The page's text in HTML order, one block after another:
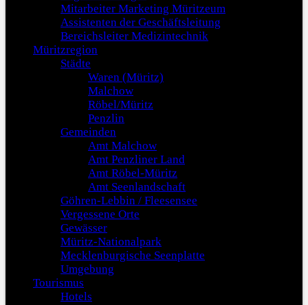
Mitarbeiter Marketing Müritzeum
Assistenten der Geschäftsleitung
Bereichsleiter Medizintechnik
Müritzregion
Städte
Waren (Müritz)
Malchow
Röbel/Müritz
Penzlin
Gemeinden
Amt Malchow
Amt Penzliner Land
Amt Röbel-Müritz
Amt Seenlandschaft
Göhren-Lebbin / Fleesensee
Vergessene Orte
Gewässer
Müritz-Nationalpark
Mecklenburgische Seenplatte
Umgebung
Tourismus
Hotels